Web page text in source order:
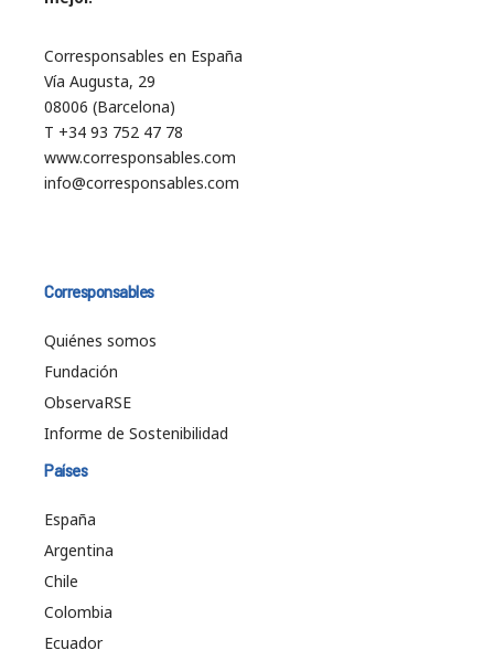
Corresponsables en España
Vía Augusta, 29
08006 (Barcelona)
T +34 93 752 47 78
www.corresponsables.com
info@corresponsables.com
Corresponsables
Quiénes somos
Fundación
ObservaRSE
Informe de Sostenibilidad
Países
España
Argentina
Chile
Colombia
Ecuador